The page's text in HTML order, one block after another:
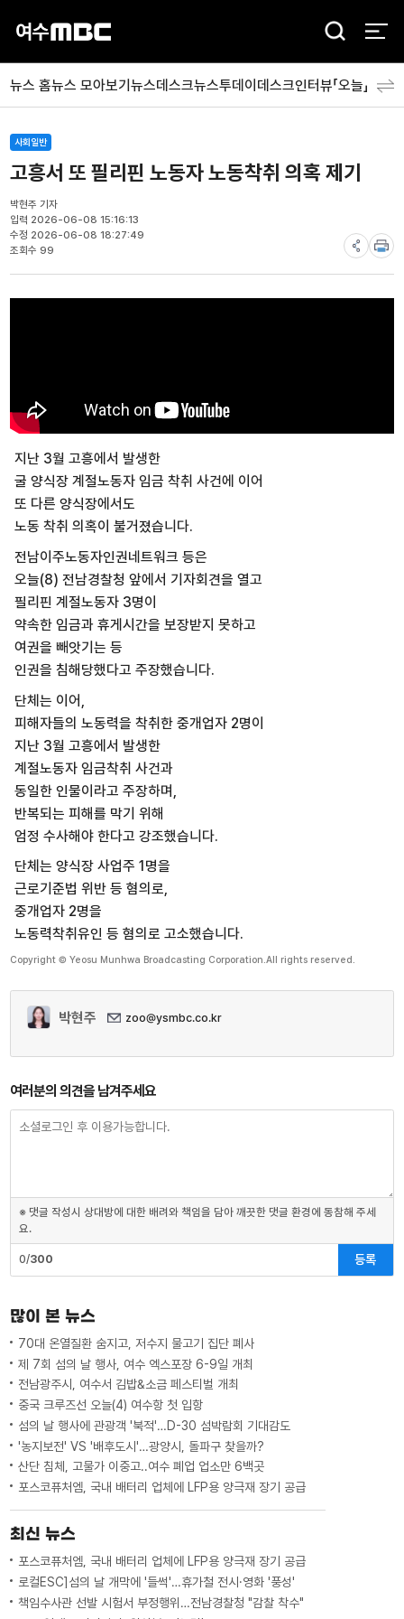
검
뉴스 홈뉴스 모아보기뉴스데스크뉴스투데이데스크인터뷰「오늘」 분야
사회일반
고흥서 또 필리핀 노동자 노동착취 의혹 제기
박현주 기자
입력 2026-06-08 15:16:13
수정 2026-06-08 18:27:49
조회수 99
지난 3월 고흥에서 발생한
굴 양식장 계절노동자 임금 착취 사건에 이어
또 다른 양식장에서도
노동 착취 의혹이 불거졌습니다.
전남이주노동자인권네트워크 등은
오늘(8) 전남경찰청 앞에서 기자회견을 열고
필리핀 계절노동자 3명이
약속한 임금과 휴게시간을 보장받지 못하고
여권을 빼앗기는 등
인권을 침해당했다고 주장했습니다.
단체는 이어,
피해자들의 노동력을 착취한 중개업자 2명이
지난 3월 고흥에서 발생한
계절노동자 임금착취 사건과
동일한 인물이라고 주장하며,
반복되는 피해를 막기 위해
엄정 수사해야 한다고 강조했습니다.
단체는 양식장 사업주 1명을
근로기준법 위반 등 혐의로,
중개업자 2명을
노동력착취유인 등 혐의로 고소했습니다.
Copyright © Yeosu Munhwa Broadcasting Corporation.All rights reserved.
박현주 zoo@ysmbc.co.kr
여러분의 의견을 남겨주세요
※ 댓글 작성시 상대방에 대한 배려와 책임을 담아 깨끗한 댓글 환경에 동참해 주세
요.
0/300 등록
많이 본 뉴스
70대 온열질환 숨지고, 저수지 물고기 집단 폐사
제 7회 섬의 날 행사, 여수 엑스포장 6-9일 개최
전남광주시, 여수서 김밥&소금 페스티벌 개최
중국 크루즈선 오늘(4) 여수항 첫 입항
섬의 날 행사에 관광객 '북적'…D-30 섬박람회 기대감도
'농지보전' VS '배후도시'…광양시, 돌파구 찾을까?
산단 침체, 고물가 이중고..여수 폐업 업소만 6백곳
포스코퓨처엠, 국내 배터리 업체에 LFP용 양극재 장기 공급
최신 뉴스
포스코퓨처엠, 국내 배터리 업체에 LFP용 양극재 장기 공급
로컬ESC]섬의 날 개막에 '들썩'…휴가철 전시·영화 '풍성'
책임수사관 선발 시험서 부정행위…전남경찰청 "감찰 착수"